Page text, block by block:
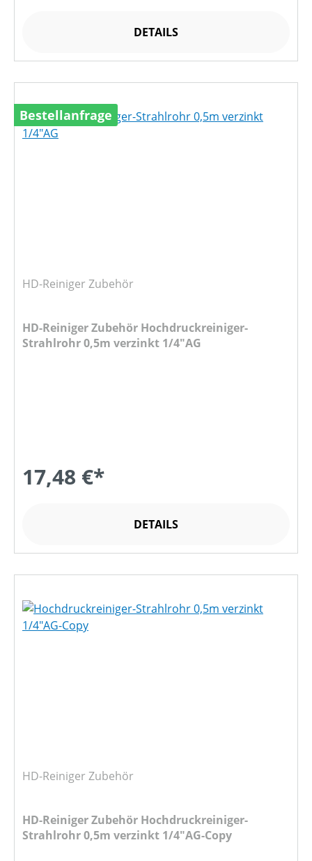
DETAILS
Bestellanfrage
HD-Reiniger Zubehör
HD-Reiniger Zubehör Hochdruckreiniger-
Strahlrohr 0,5m verzinkt 1/4"AG
17,48 €*
DETAILS
HD-Reiniger Zubehör
HD-Reiniger Zubehör Hochdruckreiniger-
Strahlrohr 0,5m verzinkt 1/4"AG-Copy